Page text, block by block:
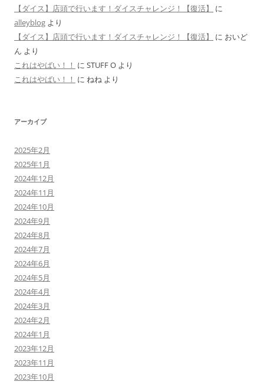
【ダイス】店頭で行います！ダイスチャレンジ！【復活】
に
alleyblog より
【ダイス】店頭で行います！ダイスチャレンジ！【復活】
に おいど
ん より
これはやばい！！ に STUFF O より
これはやばい！！ に ねね より
アーカイブ
2025年2月
2025年1月
2024年12月
2024年11月
2024年10月
2024年9月
2024年8月
2024年7月
2024年6月
2024年5月
2024年4月
2024年3月
2024年2月
2024年1月
2023年12月
2023年11月
2023年10月